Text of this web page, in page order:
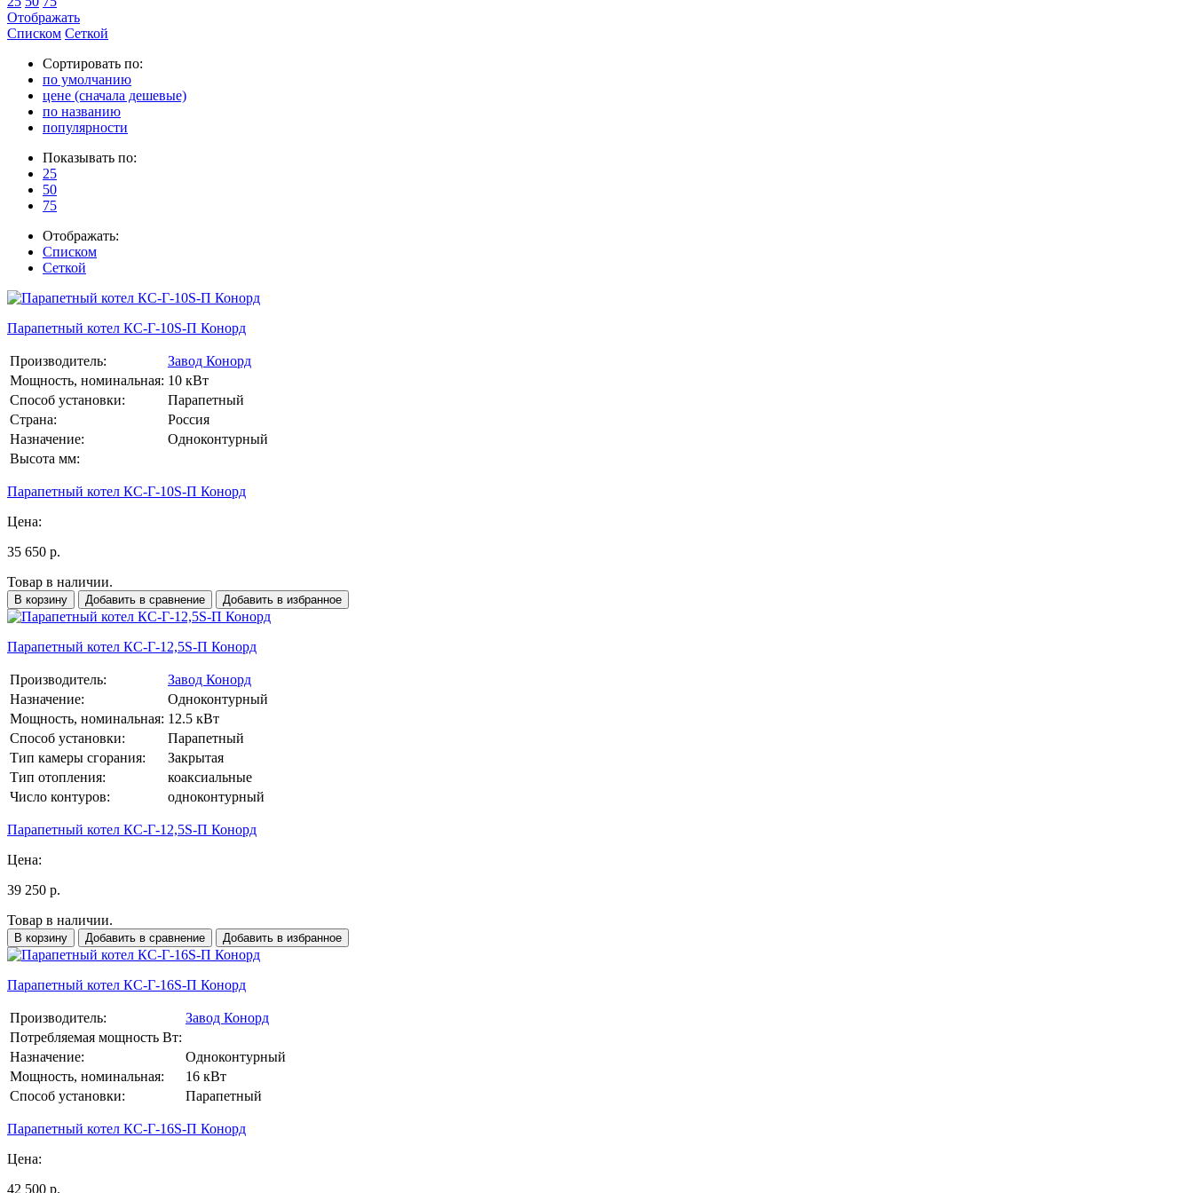
Отображать
Списком Сеткой
Сортировать по:
по умолчанию
цене (сначала дешевые)
по названию
популярности
Показывать по:
25
50
75
Отображать:
Списком
Сеткой
Парапетный котел КС-Г-10S-П Конорд
Производитель:
Завод Конорд
Мощность, номинальная: 10 кВт
Способ установки:
Парапетный
Страна:
Россия
Назначение:
Одноконтурный
Высота мм:
Парапетный котел КС-Г-10S-П Конорд
Цена:
35 650 р.
Товар в наличии.
В корзину Добавить в сравнение Добавить в избранное
Парапетный котел КС-Г-12,5S-П Конорд
Производитель:
Завод Конорд
Назначение:
Одноконтурный
Мощность, номинальная: 12.5 кВт
Способ установки:
Парапетный
Тип камеры сгорания:
Закрытая
Тип отопления:
коаксиальные
Число контуров:
одноконтурный
Парапетный котел КС-Г-12,5S-П Конорд
Цена:
39 250 р.
Товар в наличии.
В корзину Добавить в сравнение Добавить в избранное
Парапетный котел КС-Г-16S-П Конорд
Производитель:
Завод Конорд
Потребляемая мощность Вт:
Назначение:
Одноконтурный
Мощность, номинальная:
16 кВт
Способ установки:
Парапетный
Парапетный котел КС-Г-16S-П Конорд
Цена:
42 500 р.